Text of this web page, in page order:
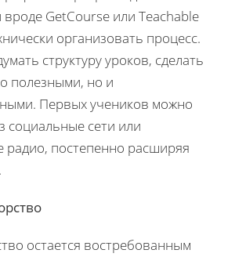
GetCourse или Teachable
организовать процесс.
структуру уроков, сделать
полезными, но и
Первых учеников можно
социальные сети или
радио, постепенно расширяя
остается востребованным